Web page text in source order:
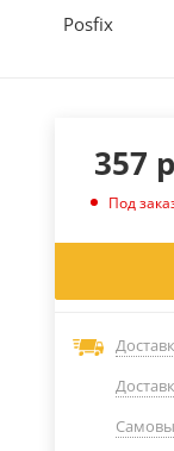
Posfix
357
Под